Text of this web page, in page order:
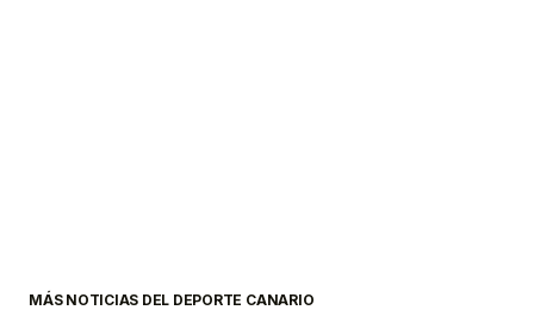
MÁS NOTICIAS DEL DEPORTE CANARIO